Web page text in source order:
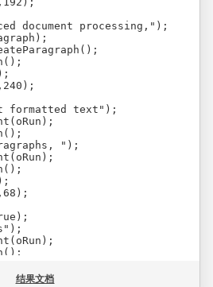
document processing,");
formatted text");
");
结果文档